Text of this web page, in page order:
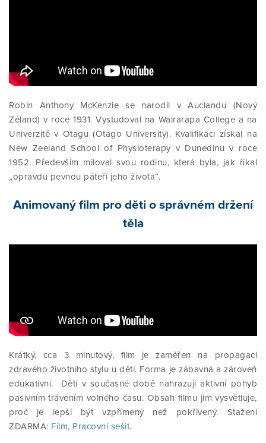
KE STAŽENÍ
TEST
Robin Anthony McKenzie se narodil v Auclandu (Nový
Zéland) v roce 1931. Vystudoval na Wairarapa College a na
Univerzitě v Otagu (Otago University). Kvalifikaci získal na
New Zeeland School of Physioterapy v Dunedinu v roce
1952. Především miloval svou rodinu, která byla, jak říkal
„opravdu pevnou páteří jeho života“.
Animovaný film pro děti o správném držení
těla
Krátký, cca 3 minutový, film je zaměřen na propagaci
zdravého životního stylu u dětí. Forma je zábavná a zároveň
edukativní. Děti v současné době nahrazují aktivní pohyb
pasivním trávením volného času. Obsah filmu jim vysvětluje,
proč je lepší být vzpřímený než pokřivený. Stažení
ZDARMA: Film, Pracovní sešit.